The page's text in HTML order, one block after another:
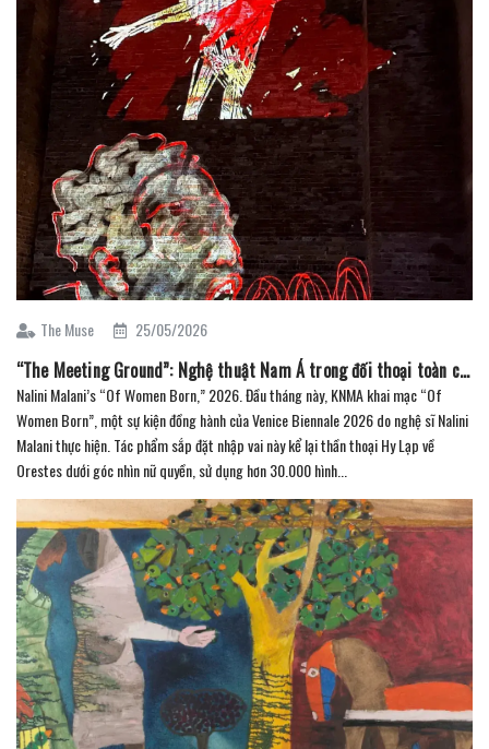
The Muse 25/05/2026
“The Meeting Ground”: Nghệ thuật Nam Á trong đối thoại toàn cầu tại Christie’s (phần 2)
Nalini Malani’s “Of Women Born,” 2026. Đầu tháng này, KNMA khai mạc “Of
Women Born”, một sự kiện đồng hành của Venice Biennale 2026 do nghệ sĩ Nalini
Malani thực hiện. Tác phẩm sắp đặt nhập vai này kể lại thần thoại Hy Lạp về
Orestes dưới góc nhìn nữ quyền, sử dụng hơn 30.000 hình...